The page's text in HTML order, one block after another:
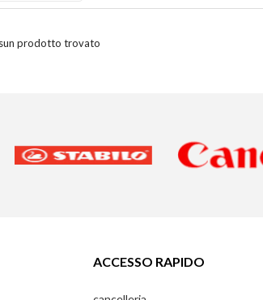
prodotto trovato
ACCESSO RAPIDO